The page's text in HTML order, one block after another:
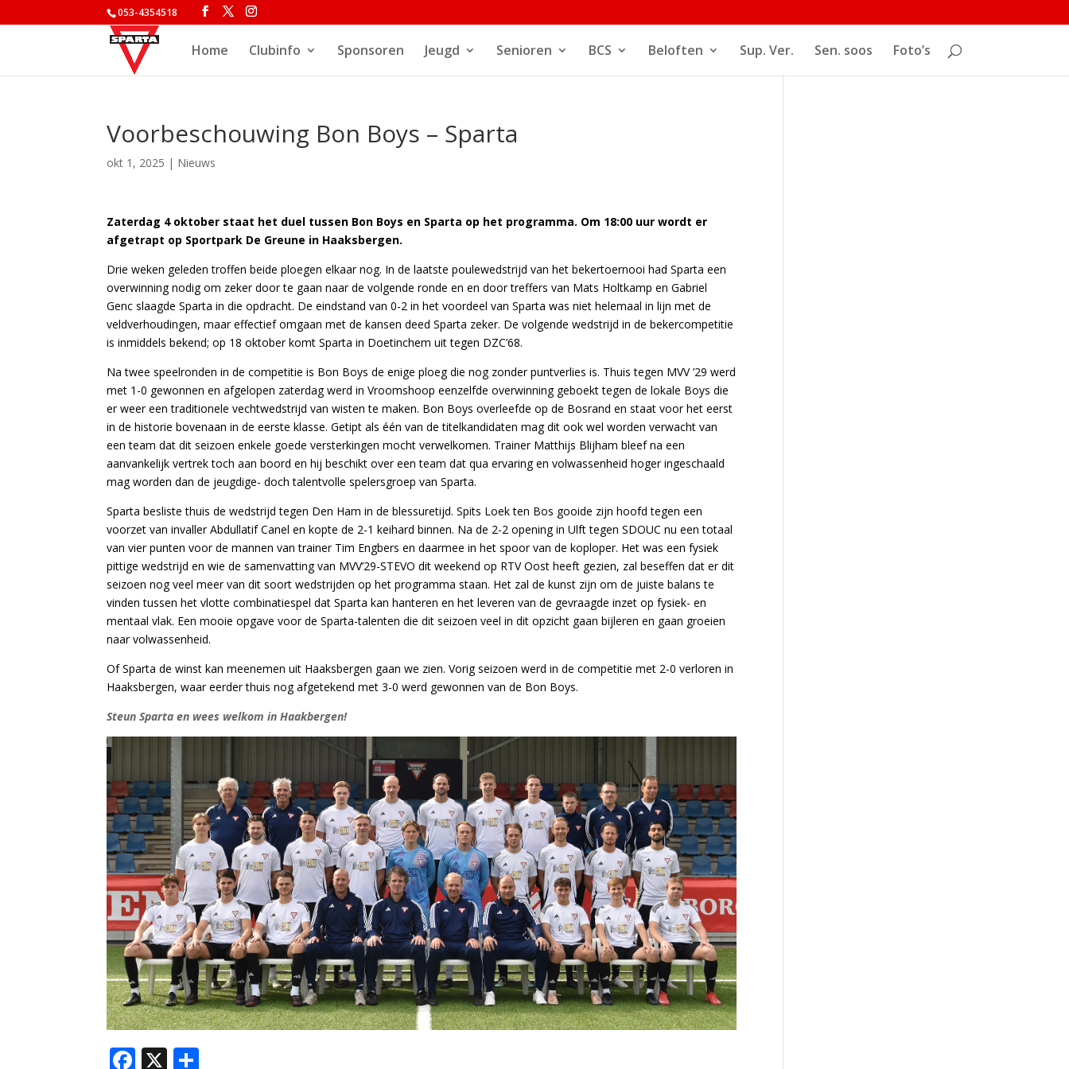
053-4354518
Home Clubinfo Sponsoren Jeugd Senioren BCS Beloften Sup. Ver. Sen. soos Foto’s
Voorbeschouwing Bon Boys – Sparta
okt 1, 2025 | Nieuws
Zaterdag 4 oktober staat het duel tussen Bon Boys en Sparta op het programma. Om 18:00 uur wordt er
afgetrapt op Sportpark De Greune in Haaksbergen.
Drie weken geleden troffen beide ploegen elkaar nog. In de laatste poulewedstrijd van het bekertoernooi had Sparta een
overwinning nodig om zeker door te gaan naar de volgende ronde en en door treffers van Mats Holtkamp en Gabriel
Genc slaagde Sparta in die opdracht. De eindstand van 0-2 in het voordeel van Sparta was niet helemaal in lijn met de
veldverhoudingen, maar effectief omgaan met de kansen deed Sparta zeker. De volgende wedstrijd in de bekercompetitie
is inmiddels bekend; op 18 oktober komt Sparta in Doetinchem uit tegen DZC’68.
Na twee speelronden in de competitie is Bon Boys de enige ploeg die nog zonder puntverlies is. Thuis tegen MVV ’29 werd
met 1-0 gewonnen en afgelopen zaterdag werd in Vroomshoop eenzelfde overwinning geboekt tegen de lokale Boys die
er weer een traditionele vechtwedstrijd van wisten te maken. Bon Boys overleefde op de Bosrand en staat voor het eerst
in de historie bovenaan in de eerste klasse. Getipt als één van de titelkandidaten mag dit ook wel worden verwacht van
een team dat dit seizoen enkele goede versterkingen mocht verwelkomen. Trainer Matthijs Blijham bleef na een
aanvankelijk vertrek toch aan boord en hij beschikt over een team dat qua ervaring en volwassenheid hoger ingeschaald
mag worden dan de jeugdige- doch talentvolle spelersgroep van Sparta.
Sparta besliste thuis de wedstrijd tegen Den Ham in de blessuretijd. Spits Loek ten Bos gooide zijn hoofd tegen een
voorzet van invaller Abdullatif Canel en kopte de 2-1 keihard binnen. Na de 2-2 opening in Ulft tegen SDOUC nu een totaal
van vier punten voor de mannen van trainer Tim Engbers en daarmee in het spoor van de koploper. Het was een fysiek
pittige wedstrijd en wie de samenvatting van MVV’29-STEVO dit weekend op RTV Oost heeft gezien, zal beseffen dat er dit
seizoen nog veel meer van dit soort wedstrijden op het programma staan. Het zal de kunst zijn om de juiste balans te
vinden tussen het vlotte combinatiespel dat Sparta kan hanteren en het leveren van de gevraagde inzet op fysiek- en
mentaal vlak. Een mooie opgave voor de Sparta-talenten die dit seizoen veel in dit opzicht gaan bijleren en gaan groeien
naar volwassenheid.
Of Sparta de winst kan meenemen uit Haaksbergen gaan we zien. Vorig seizoen werd in de competitie met 2-0 verloren in
Haaksbergen, waar eerder thuis nog afgetekend met 3-0 werd gewonnen van de Bon Boys.
Steun Sparta en wees welkom in Haakbergen!
F X